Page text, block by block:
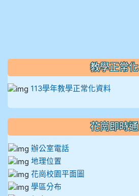
教學正常化
113學年教學正常化資料
花崗即時通
辦公室電話
地理位置
花崗校園平面圖
學區分布